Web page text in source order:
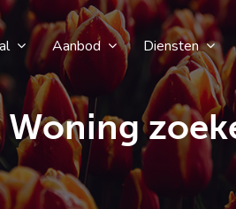
Aanbod Diensten
Woning